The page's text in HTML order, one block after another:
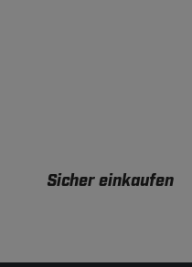
Sicher einkaufen